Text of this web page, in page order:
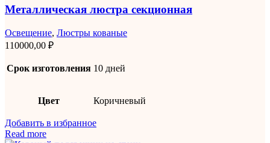
Металлическая люстра секционная
Освещение, Люстры кованые
110000,00 ₽
Срок изготовления 10 дней
Цвет Коричневый
Добавить в избранное
Read more